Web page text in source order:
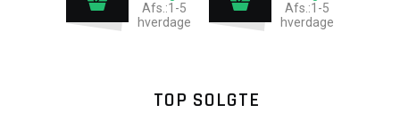
Afs.:1-5
hverdage
Afs.:1-5
hverdage
TOP SOLGTE